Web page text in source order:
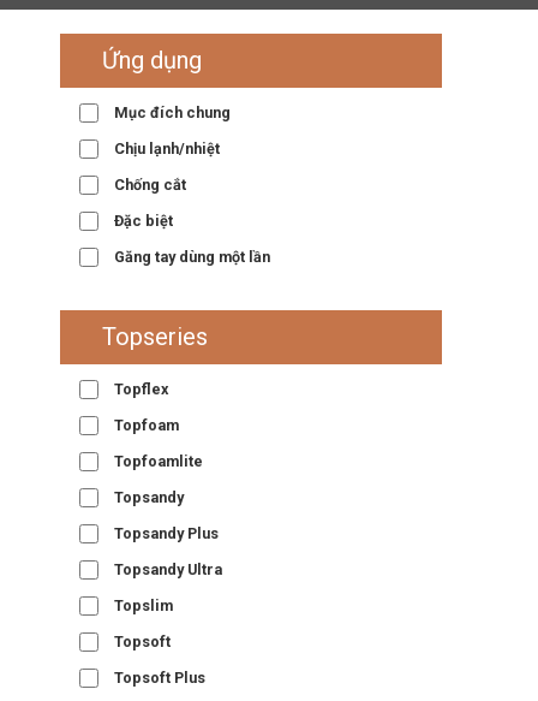
Ứng dụng
Mục đích chung
Chịu lạnh/nhiệt
Chống cắt
Đặc biệt
Găng tay dùng một lần
Topseries
Topflex
Topfoam
Topfoamlite
Topsandy
Topsandy Plus
Topsandy Ultra
Topslim
Topsoft
Topsoft Plus